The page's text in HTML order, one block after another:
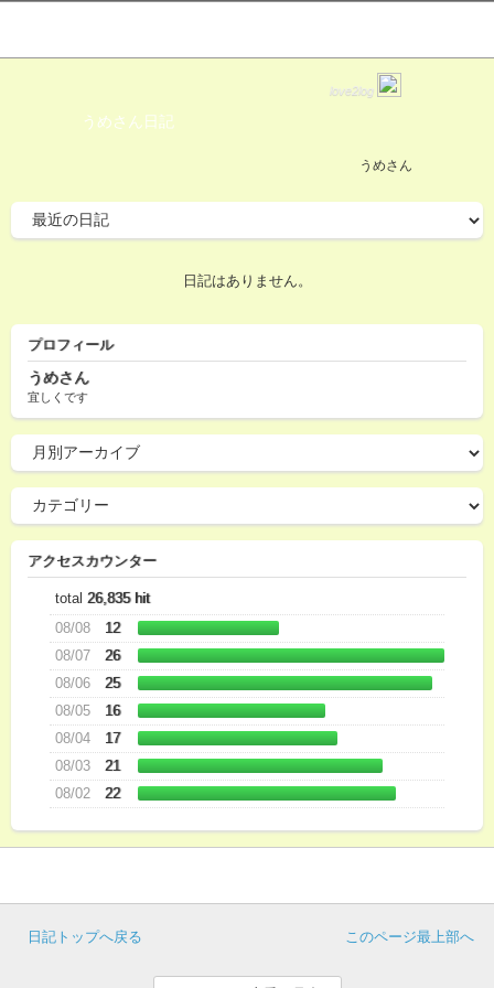
love2log
うめさん日記
うめさん
日記はありません。
プロフィール
うめさん
宜しくです
アクセスカウンター
total 26,835 hit
08/08
12
08/07
26
08/06
25
08/05
16
08/04
17
08/03
21
08/02
22
このページ最上部へ
日記トップへ戻る